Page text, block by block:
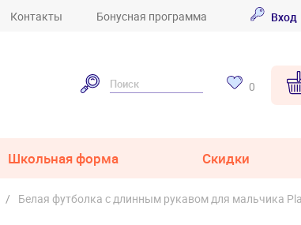
Контакты Бонусная программа Вход
0
Школьная форма Скидки
Белая футболка с длинным рукавом для мальчика